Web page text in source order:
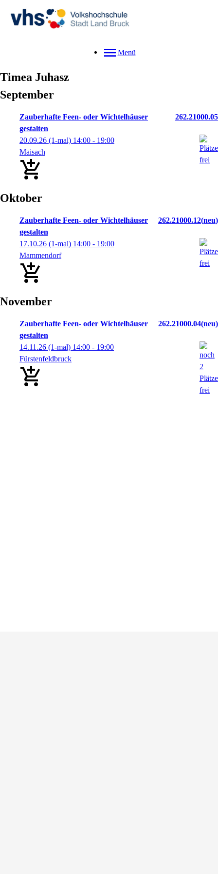
Menü
Timea Juhasz
September
Zauberhafte Feen- oder Wichtelhäuser
gestalten
262.21000.05
20.09.26 (1-mal) 14:00 - 19:00
Maisach
Oktober
Zauberhafte Feen- oder Wichtelhäuser
gestalten
262.21000.12 neu
17.10.26 (1-mal) 14:00 - 19:00
Mammendorf
November
Zauberhafte Feen- oder Wichtelhäuser
gestalten
262.21000.04 neu
14.11.26 (1-mal) 14:00 - 19:00
Fürstenfeldbruck